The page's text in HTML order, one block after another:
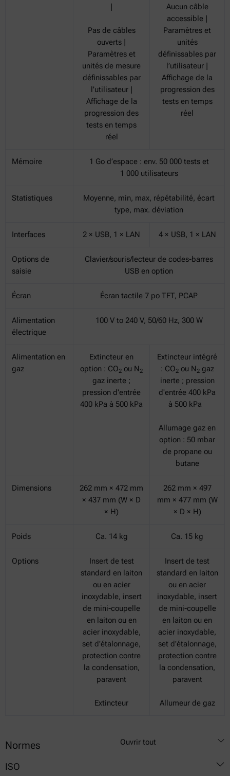
|
Pas de câbles
ouverts |
Paramètres et
unités de mesure
définissables par
l'utilisateur |
Affichage de la
progression des
tests en temps
réel
Aucun câble
accessible |
Paramètres et
unités
définissables par
l’utilisateur |
Affichage de la
progression des
tests en temps
réel
Mémoire
1 Go d’espace : env. 50 000 tests et
1 000 utilisateurs
Statistiques
Moyenne, min, max, répétabilité, écart
type, max. déviation
Interfaces 2 × USB, 1 × LAN 4 × USB, 1 × LAN
Options de
saisie
Clavier/souris/lecteur de codes-barres
USB en option
Écran Écran tactile 7 po TFT, PCAP
Alimentation
électrique
100 V to 240 V, 50/60 Hz, 300 W
Alimentation en
gaz
Extincteur en
option : CO2 ou N2
gaz inerte ;
pression d'entrée
400 kPa à 500 kPa
Extincteur intégré
: CO2ou N2gaz
inerte ; pression
d'entrée 400 kPa
à 500 kPa
Allumage gaz en
option : 50 mbar
de propane ou
butane
Dimensions
262 mm × 472 mm
× 437 mm (W × D
× H)
262 mm × 497
mm × 477 mm (W
× D × H)
Poids Ca. 14 kg Ca. 15 kg
Options
Insert de test
standard en laiton
ou en acier
inoxydable, insert
de mini-coupelle
en laiton ou en
acier inoxydable,
set d'étalonnage,
protection contre
la condensation,
paravent
Extincteur
Insert de test
standard en laiton
ou en acier
inoxydable, insert
de mini-coupelle
en laiton ou en
acier inoxydable,
set d'étalonnage,
protection contre
la condensation,
paravent
Allumeur de gaz
Normes Ouvrir tout
ISO